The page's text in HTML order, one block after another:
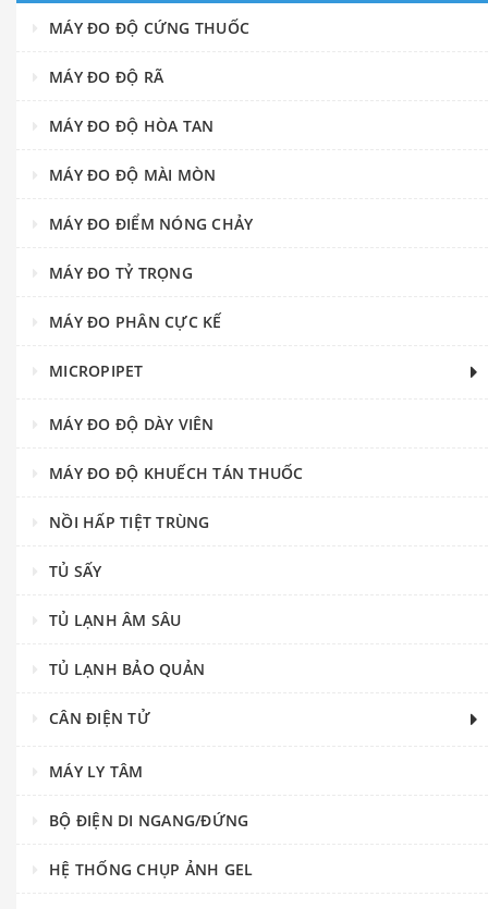
MÁY ĐO ĐỘ CỨNG THUỐC
MÁY ĐO ĐỘ RÃ
MÁY ĐO ĐỘ HÒA TAN
MÁY ĐO ĐỘ MÀI MÒN
MÁY ĐO ĐIỂM NÓNG CHẢY
MÁY ĐO TỶ TRỌNG
MÁY ĐO PHÂN CỰC KẾ
MICROPIPET
MÁY ĐO ĐỘ DÀY VIÊN
MÁY ĐO ĐỘ KHUẾCH TÁN THUỐC
NỒI HẤP TIỆT TRÙNG
TỦ SẤY
TỦ LẠNH ÂM SÂU
TỦ LẠNH BẢO QUẢN
CÂN ĐIỆN TỬ
MÁY LY TÂM
BỘ ĐIỆN DI NGANG/ĐỨNG
HỆ THỐNG CHỤP ẢNH GEL